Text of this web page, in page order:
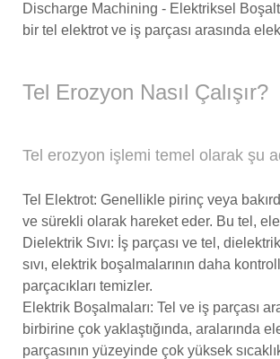
Discharge Machining - Elektriksel
bir tel elektrot ve iş parçası arasında
Tel Erozyon Nasıl Çalışır?
Tel erozyon işlemi temel olarak şu
Tel Elektrot: Genellikle pirinç veya
ve sürekli olarak hareket eder. Bu tel,
Dielektrik Sıvı: İş parçası ve tel,
sıvı, elektrik boşalmalarının daha
parçacıkları temizler.
Elektrik Boşalmaları: Tel ve iş parçası
birbirine çok yaklaştığında, aralarında
parçasının yüzeyinde çok yüksek